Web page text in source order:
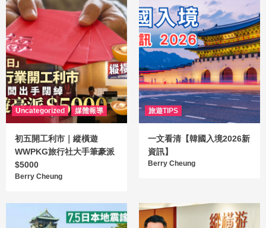
Uncategorized 媒體報導
初五開工利市｜縱橫遊
WWPKG旅行社大手筆豪派
$5000
Berry Cheung
旅遊TIPS
一文看清【韓國入境2026新
資訊】
Berry Cheung